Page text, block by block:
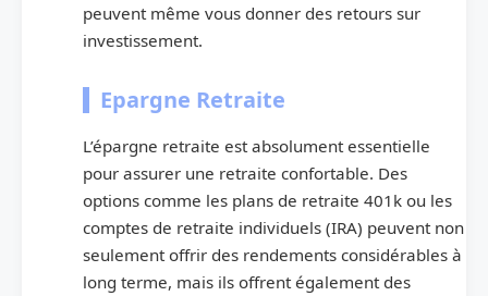
peuvent même vous donner des retours sur
investissement.
Epargne Retraite
L’épargne retraite est absolument essentielle
pour assurer une retraite confortable. Des
options comme les plans de retraite 401k ou les
comptes de retraite individuels (IRA) peuvent non
seulement offrir des rendements considérables à
long terme, mais ils offrent également des